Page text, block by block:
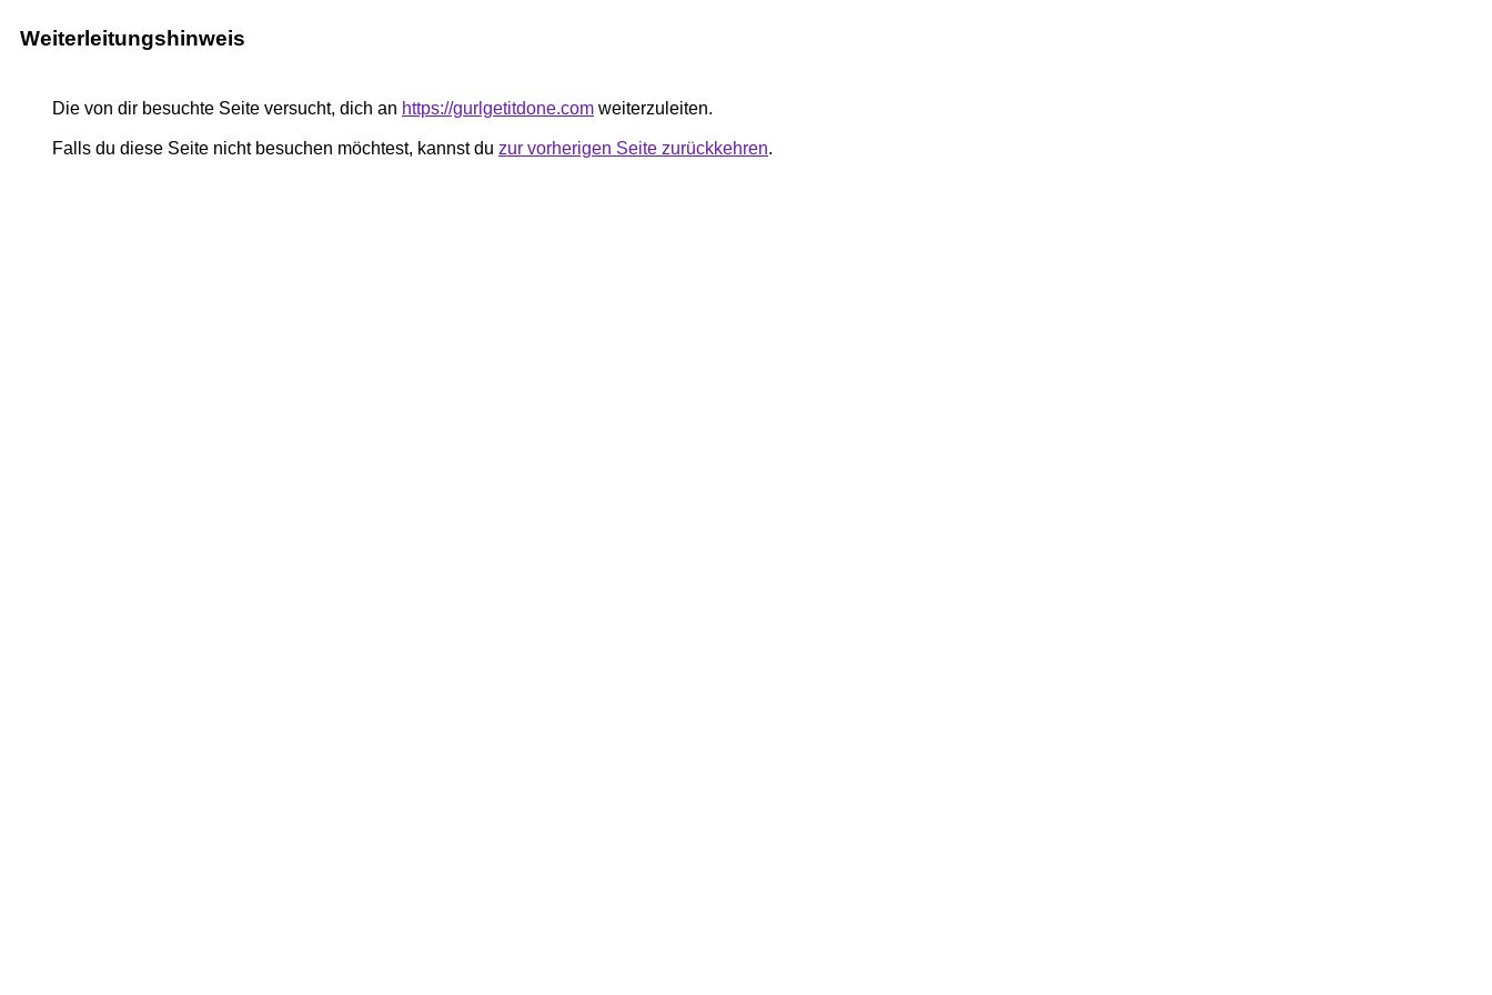
Weiterleitungshinweis
Die von dir besuchte Seite versucht, dich an https://gurlgetitdone.com weiterzuleiten.
Falls du diese Seite nicht besuchen möchtest, kannst du zur vorherigen Seite zurückkehren.